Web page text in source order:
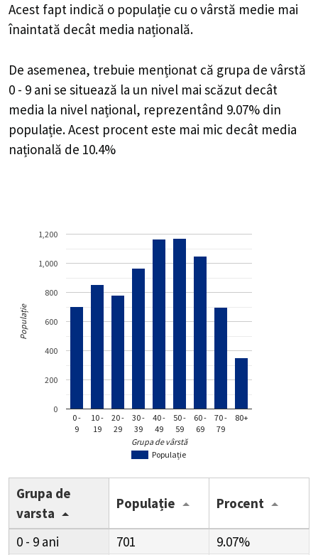
Acest fapt indică o populație cu o vârstă medie mai
înaintată decât media națională.
De asemenea, trebuie menționat că grupa de vârstă
0 - 9 ani se situează la un nivel mai scăzut decât
media la nivel național, reprezentând 9.07% din
populație. Acest procent este mai mic decât media
națională de 10.4%
Populație
0 -
9
10 -
19
20 -
29
30 -
39
40 -
49
50 -
59
60 -
69
70 -
79
80+
0
200
400
600
800
1,000
1,200
Grupa de vârstă
Populație
Grupa de
varsta
Populație Procent
0 - 9 701
9.07%